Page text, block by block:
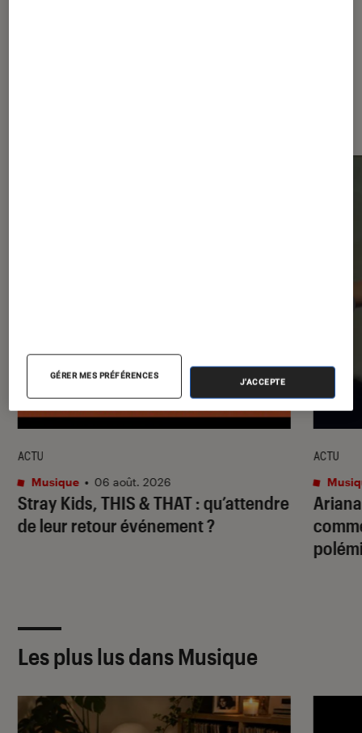
Stray Kids,THIS & THAT: qu’attendre
de leur retour événement ?
ACTU
Musique • 06 août. 2026
ACTU
Les plus lus dans Musique
GÉRER MES PRÉFÉRENCES
J'ACCEPTE